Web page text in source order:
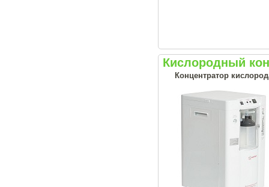
Кислородный
Концентратор